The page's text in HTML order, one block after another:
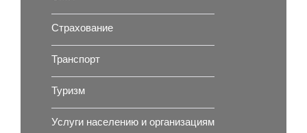
Страхование
Транспорт
Туризм
Услуги населению и организациям